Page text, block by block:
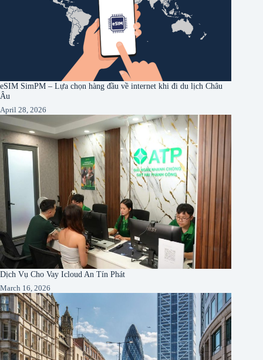
eSIM SimPM – Lựa chọn hàng đầu về internet khi đi du lịch Châu
Âu
April 28, 2026
Dịch Vụ Cho Vay Icloud An Tín Phát
March 16, 2026